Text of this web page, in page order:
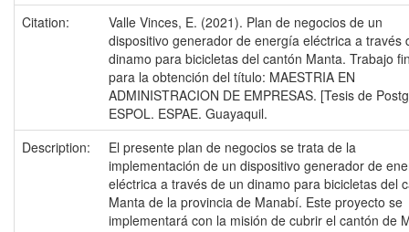
Citation:
Valle Vinces, E. (2021). Plan de negocios de un
dispositivo generador de energía eléctrica a través
dinamo para bicicletas del cantón Manta. Trabajo
para la obtención del título: MAESTRIA EN
ADMINISTRACION DE EMPRESAS. [Tesis de
ESPOL. ESPAE. Guayaquil.
Description:
El presente plan de negocios se trata de la
implementación de un dispositivo generador de
eléctrica a través de un dinamo para bicicletas del
Manta de la provincia de Manabí. Este proyecto se
implementará con la misión de cubrir el cantón de